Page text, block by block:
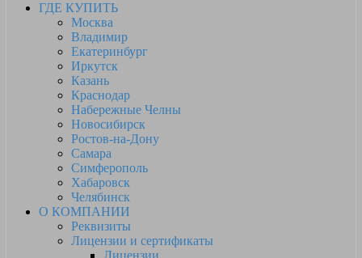
ГДЕ КУПИТЬ
Москва
Владимир
Екатеринбург
Иркутск
Казань
Краснодар
Набережные Челны
Новосибирск
Ростов-на-Дону
Самара
Симферополь
Хабаровск
Челябинск
О КОМПАНИИ
Реквизиты
Лицензии и сертификаты
Лицензии